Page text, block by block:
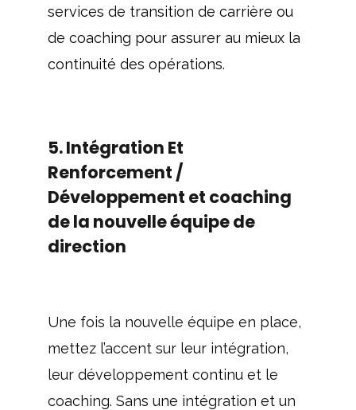
services de transition de carrière ou
de coaching pour assurer au mieux la
continuité des opérations.
5. Intégration Et
Renforcement /
Développement et coaching
de la nouvelle équipe de
direction
Une fois la nouvelle équipe en place,
mettez l’accent sur leur intégration,
leur développement continu et le
coaching. Sans une intégration et un